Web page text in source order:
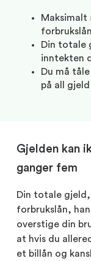
Maksimalt
forbrukslån
Din totale
inntekten
Du må
på all gjeld
Gjelden kan
ganger fem
Din totale
forbrukslån,
overstige din
at hvis du
et billån og